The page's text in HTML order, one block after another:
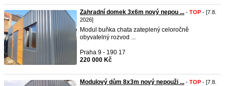
Zahradní domek 3x6m nový nepou ... - TOP - [7.8.
2026]
Modul buňka chata zateplený celoročně
obyvatelný rozvod ...
Praha 9 - 190 17
220 000 Kč
Modulový dům 8x3m nový nepouži ... - TOP - [7.8.